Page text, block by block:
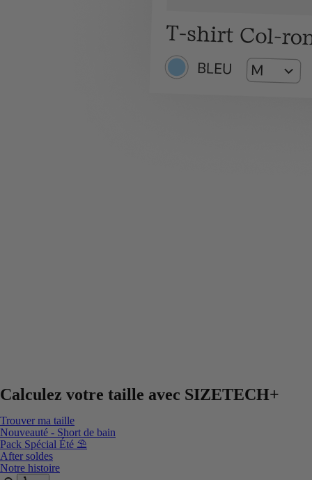
Calculez votre taille avec SIZETECH+
Trouver ma taille
Nouveauté - Short de bain
Pack Spécial Été ⛱️
After soldes
Notre histoire